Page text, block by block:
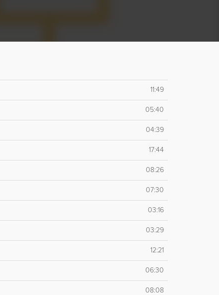
11:49
05:40
04:39
17:44
08:26
07:30
03:16
03:29
12:21
06:30
08:08